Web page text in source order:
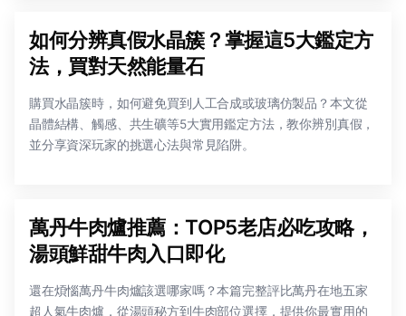
如何分辨真假水晶簇？掌握這5大鑑定方
法，買對天然能量石
購買水晶簇時，如何避免買到人工合成或玻璃仿製品？本文從
晶體結構、觸感、共生礦等5大實用鑑定方法，教你辨別真假，
並分享資深玩家的挑選心法與常見陷阱。
萬丹牛肉爐推薦：TOP5老店必吃攻略，
湯頭鮮甜牛肉入口即化
還在煩惱萬丹牛肉爐該選哪家嗎？本篇完整評比萬丹在地五家
超人氣牛肉爐，從湯頭秘方到牛肉部位選擇，提供你最實用的